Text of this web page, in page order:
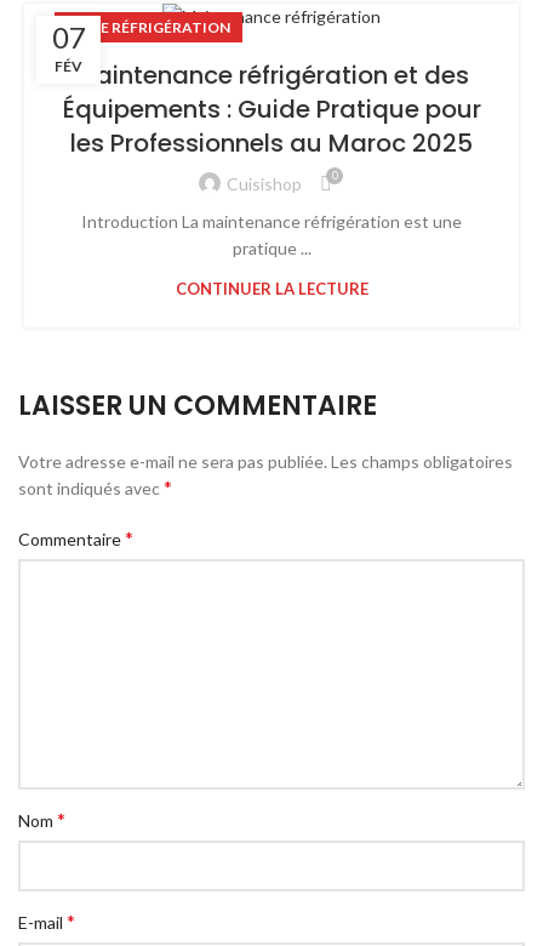
07
FÉV
LIGNE RÉFRIGÉRATION
Maintenance réfrigération et des
Équipements : Guide Pratique pour
les Professionnels au Maroc 2025
Cuisishop 0
Introduction La maintenance réfrigération est une
pratique ...
CONTINUER LA LECTURE
LAISSER UN COMMENTAIRE
Votre adresse e-mail ne sera pas publiée. Les champs obligatoires
sont indiqués avec*
Commentaire*
Nom *
E-mail *